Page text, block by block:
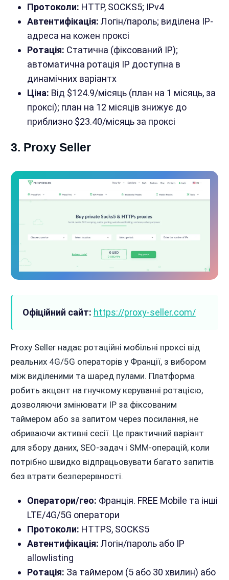
Протоколи: HTTP, SOCKS5; IPv4
Автентифікація: Логін/пароль; виділена IP-
адреса на кожен проксі
Ротація: Статична (фіксований IP);
автоматична ротація IP доступна в
динамічних варіантх
Ціна: Від $124.9/місяць (план на 1 місяць, за
проксі); план на 12 місяців знижує до
приблизно $23.40/місяць за проксі
3. Proxy Seller
Офіційний сайт: https://proxy-seller.com/
Proxy Seller надає ротаційні мобільні проксі від
реальних 4G/5G операторів у Франції, з вибором
між виділеними та шаред пулами. Платформа
робить акцент на гнучкому керуванні ротацією,
дозволяючи змінювати IP за фіксованим
таймером або за запитом через посилання, не
обриваючи активні сесії. Це практичний варіант
для збору даних, SEO-задач і SMM-операцій, коли
потрібно швидко відпрацьовувати багато запитів
без втрати безперервності.
Оператори/гео: Франція. FREE Mobile та інші
LTE/4G/5G оператори
Протоколи: HTTPS, SOCKS5
Автентифікація: Логін/пароль або IP
allowlisting
Ротація: За таймером (5 або 30 хвилин) або